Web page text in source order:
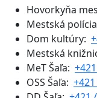
Hovorkyňa
Mestská
Dom kultúry:
Mestská
MeT Šaľa:
OSS Šaľa: